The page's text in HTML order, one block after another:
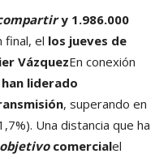
y 1.986.000
final, el los jueves de
VázquezEn conexión
han liderado
, superando en
Una distancia que ha
objetivocomercialel